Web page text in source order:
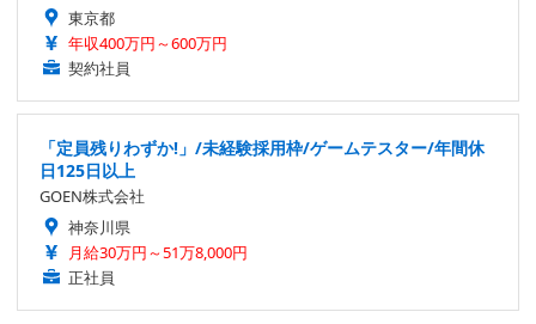
東京都
年収400万円～600万円
契約社員
「定員残りわずか!」/未経験採用枠/ゲームテスター/年間休
日125日以上
GOEN株式会社
神奈川県
月給30万円～51万8,000円
正社員